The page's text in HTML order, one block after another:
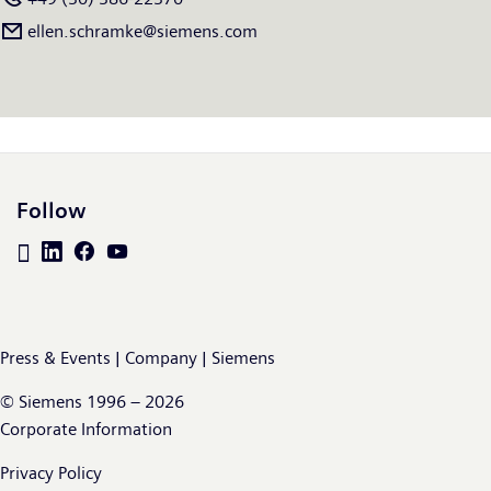
ellen.schramke@siemens.com
Follow
Press & Events | Company | Siemens
© Siemens 1996 – 2026
Corporate Information
Privacy Policy